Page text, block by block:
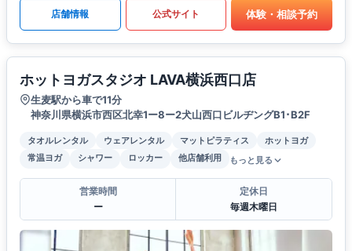
店舗情報 公式サイト 体験・相談予約
ホットヨガスタジオ LAVA横浜西口店
生麦駅から車で11分
神奈川県横浜市西区北幸1ー8ー2犬山西口ビルヂングB1･B2F
タオルレンタル ウェアレンタル マットピラティス
ホットヨガ
常温ヨガ
シャワー ロッカー 他店舗利用 もっと見る
営業時間
ー
定休日
毎週木曜日